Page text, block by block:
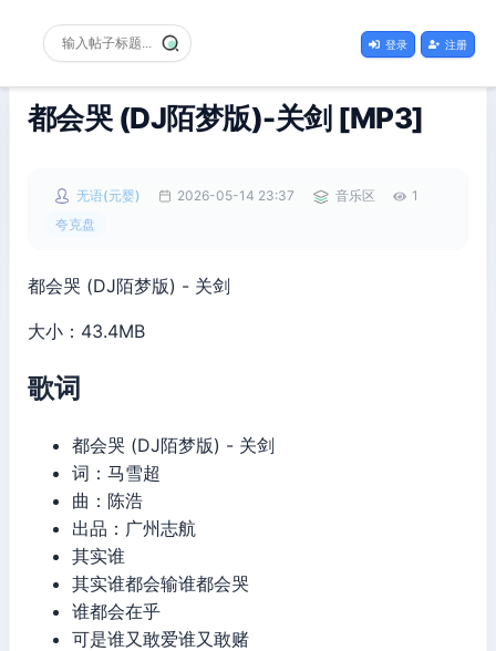
登录 注册
都会哭 (DJ陌梦版)-关剑 [MP3]
无语(元婴) 2026-05-14 23:37 音乐区
1
夸克盘
都会哭 (DJ陌梦版) - 关剑
大小：43.4MB
歌词
都会哭 (DJ陌梦版) - 关剑
词：马雪超
曲：陈浩
出品：广州志航
其实谁
其实谁都会输谁都会哭
谁都会在乎
可是谁又敢爱谁又敢赌